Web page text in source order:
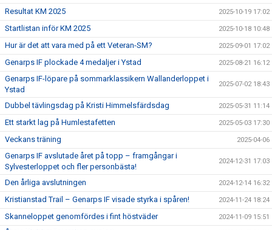
Resultat KM 2025 2025-10-19 17:02
Startlistan inför KM 2025 2025-10-18 10:48
Hur är det att vara med på ett Veteran-SM? 2025-09-01 17:02
Genarps IF plockade 4 medaljer i Ystad 2025-08-21 16:12
Genarps IF-löpare på sommarklassikern Wallanderloppet i
Ystad
2025-07-02 18:43
Dubbel tävlingsdag på Kristi Himmelsfärdsdag 2025-05-31 11:14
Ett starkt lag på Humlestafetten 2025-05-03 17:30
Veckans träning 2025-04-06
Genarps IF avslutade året på topp – framgångar i
Sylvesterloppet och fler personbästa!
2024-12-31 17:03
Den årliga avslutningen 2024-12-14 16:32
Kristianstad Trail – Genarps IF visade styrka i spåren! 2024-11-24 18:24
Skanneloppet genomfördes i fint höstväder 2024-11-09 15:51